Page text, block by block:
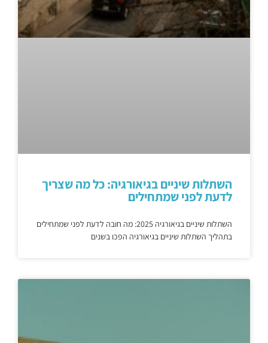
השתלות שיניים בגיאורגיה: כל מה שצריך
לדעת לפני שמתחילים
השתלות שיניים בגיאורגיה 2025: מה חובה לדעת לפני שמתחילים
בתהליך השתלות שיניים בגיאורגיה הפכו בשנים